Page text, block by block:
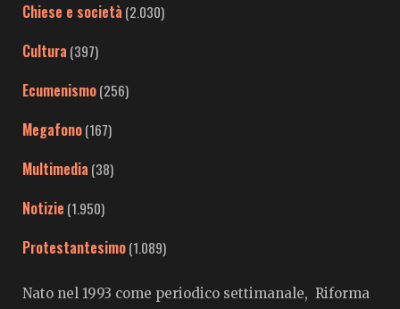
Chiese e società (2.030)
Cultura (397)
Ecumenismo(256)
Megafono(167)
Multimedia (38)
Notizie (1.950)
Protestantesimo(1.089)
Nato nel 1993 come periodico settimanale, Riforma